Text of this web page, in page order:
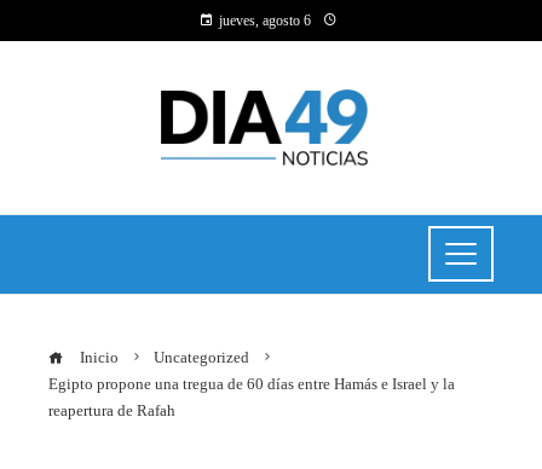
jueves, agosto 6
Inicio
Uncategorized
Egipto propone una tregua de 60 días entre Hamás e Israel y la
reapertura de Rafah